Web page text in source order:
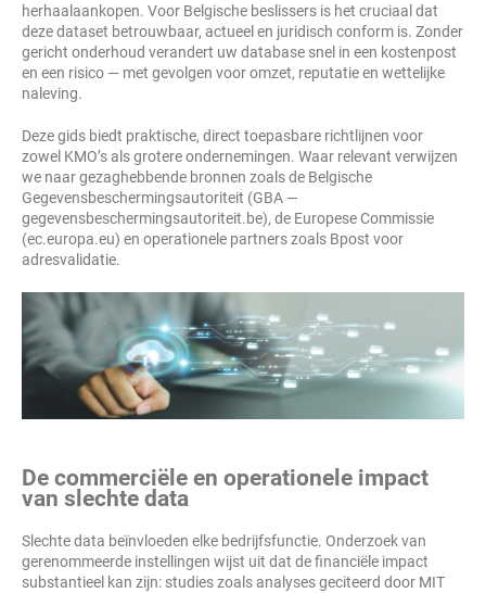
herhaalaankopen. Voor Belgische beslissers is het cruciaal dat
deze dataset betrouwbaar, actueel en juridisch conform is. Zonder
gericht onderhoud verandert uw database snel in een kostenpost
en een risico — met gevolgen voor omzet, reputatie en wettelijke
naleving.
Deze gids biedt praktische, direct toepasbare richtlijnen voor
zowel KMO’s als grotere ondernemingen. Waar relevant verwijzen
we naar gezaghebbende bronnen zoals de Belgische
Gegevensbeschermingsautoriteit (GBA —
gegevensbeschermingsautoriteit.be), de Europese Commissie
(ec.europa.eu) en operationele partners zoals Bpost voor
adresvalidatie.
De commerciële en operationele impact
van slechte data
Slechte data beïnvloeden elke bedrijfsfunctie. Onderzoek van
gerenommeerde instellingen wijst uit dat de financiële impact
substantieel kan zijn: studies zoals analyses geciteerd door MIT